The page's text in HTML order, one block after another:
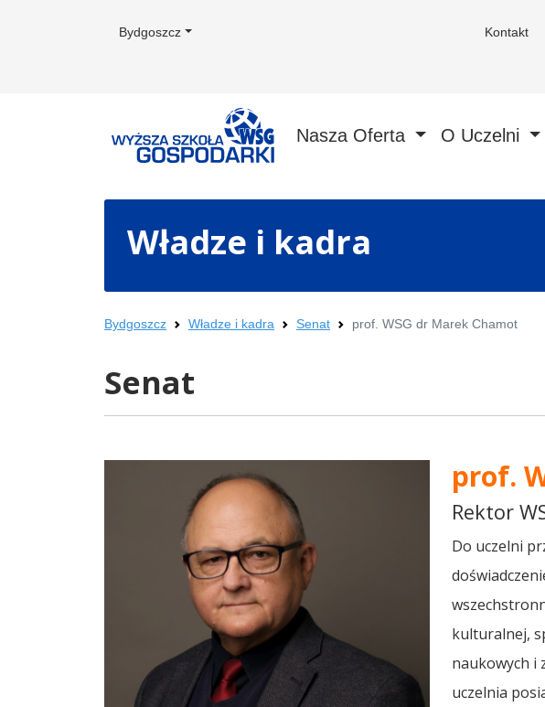
Bydgoszcz Kontakt
Nasza Oferta O Uczelni
Władze i kadra
Bydgoszcz Władze i kadra Senat prof. WSG dr Marek Chamot
Senat
prof.
Rektor
Do uczelni
kulturalnej,
naukowych i
uczelnia